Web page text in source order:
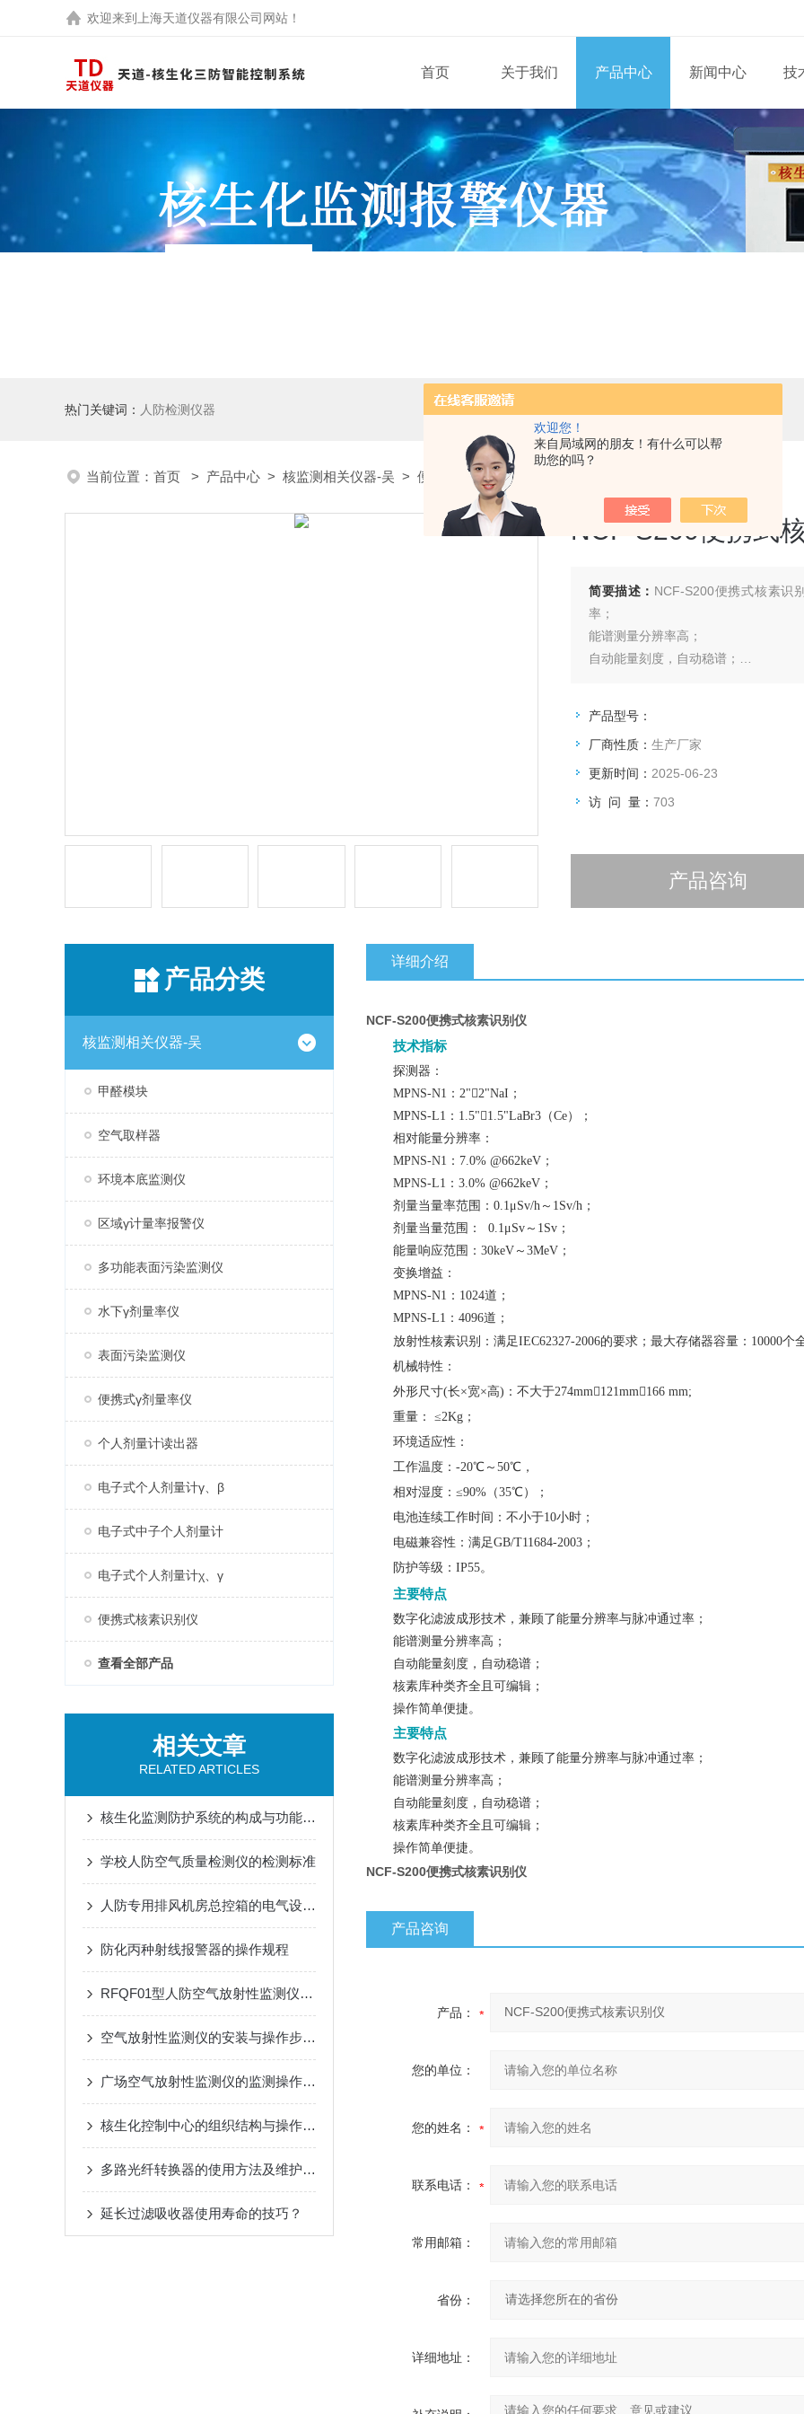
欢迎您！
来自局域网的朋友！有什么可以帮
助您的吗？
欢迎来到 上海天道仪器有限公司 网站！
首页 关于我们 产品中心 新闻中心 技
热门关键词： 人防检测仪器
当前位置： 首页 > 产品中心 > 核监测相关仪器-吴 > 便携式核素识别仪
NCF-S200便携式
简要描述： NCF-S200便携式核素识
率；
能谱测量分辨率高；
自动能量刻度，自动稳谱；
产品型号：
厂商性质： 生产厂家
更新时间： 2025-06-23
访 问 量： 703
产品咨询
产品分类
核监测相关仪器-吴
甲醛模块
空气取样器
环境本底监测仪
区域γ计量率报警仪
多功能表面污染监测仪
水下γ剂量率仪
表面污染监测仪
便携式γ剂量率仪
个人剂量计读出器
电子式个人剂量计γ、β
电子式中子个人剂量计
电子式个人剂量计χ、γ
便携式核素识别仪
查看全部产品
相关文章
RELATED ARTICLES
核生化监测防护系统的构成与功能详解
学校人防空气质量检测仪的检测标准
人防专用排风机房总控箱的电气设计要点：负荷计算、短路保护与电缆选择
防化丙种射线报警器的操作规程
RFQF01型人防空气放射性监测仪的安装与维护指南
空气放射性监测仪的安装与操作步骤介绍
广场空气放射性监测仪的监测操作方法
核生化控制中心的组织结构与操作流程说明
多路光纤转换器的使用方法及维护方法
延长过滤吸收器使用寿命的技巧？
详细介绍
NCF-S200便携式核素识别仪
技术指标
探测器：
MPNS-N1：2"2"NaI；
MPNS-L1：1.5"1.5"LaBr3（Ce）；
相对能量分辨率：
MPNS-N1：7.0% @662keV；
MPNS-L1：3.0% @662keV；
剂量当量率范围：0.1μSv/h～1Sv/h；
剂量当量范围： 0.1μSv～1Sv；
能量响应范围：30keV～3MeV；
变换增益：
MPNS-N1：1024道；
MPNS-L1：4096道；
放射性核素识别：满足IEC62327-2006的要求； 最大存储器容量：10000个
机械特性：
外形尺寸(长×宽×高)：不大于274mm121mm166 mm;
重量： ≤2Kg；
环境适应性：
工作温度：-20℃～50℃，
相对湿度：≤90%（35℃）；
电池连续工作时间：不小于10小时；
电磁兼容性：满足GB/T11684-2003；
防护等级：IP55。
主要特点
数字化滤波成形技术，兼顾了能量分辨率与脉冲通过率；
能谱测量分辨率高；
自动能量刻度，自动稳谱；
核素库种类齐全且可编辑；
操作简单便捷。
主要特点
数字化滤波成形技术，兼顾了能量分辨率与脉冲通过率；
能谱测量分辨率高；
自动能量刻度，自动稳谱；
核素库种类齐全且可编辑；
操作简单便捷。
NCF-S200便携式核素识别仪
产品咨询
产品：
您的单位：
您的姓名：
联系电话：
常用邮箱：
省份：
详细地址：